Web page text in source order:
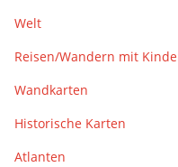
Welt
Reisen/Wandern mit
Wandkarten
Historische Karten
Atlanten